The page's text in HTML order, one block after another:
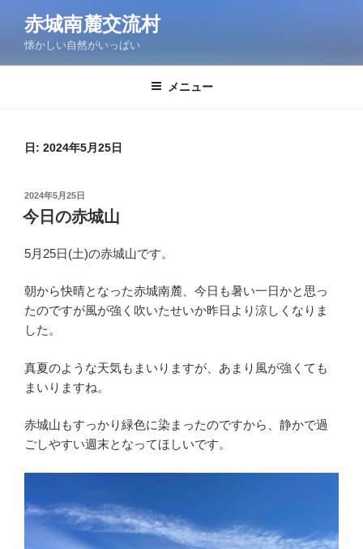
ン
赤城南麓交流村
懐かしい自然がいっぱい
メニュー
日: 2024年5月25日
投
稿
日:
2024年5月25日
今日の赤城山
5月25日(土)の赤城山です。
朝から快晴となった赤城南麓、今日も暑い一日かと思っ
たのですが風が強く吹いたせいか昨日より涼しくなりま
した。
真夏のような天気もまいりますが、あまり風が強くても
まいりますね。
赤城山もすっかり緑色に染まったのですから、静かで過
ごしやすい週末となってほしいです。